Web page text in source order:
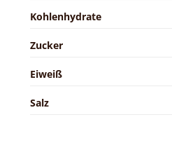
Kohlenhydrate
Zucker
Eiweiß
Salz